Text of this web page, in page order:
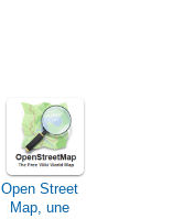
Open Street
Map, une